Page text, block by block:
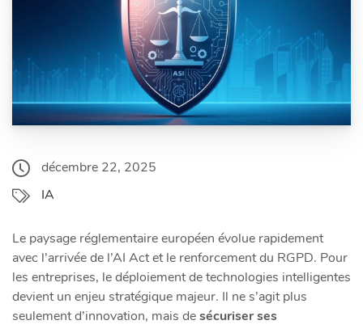
décembre 22, 2025
IA
Le paysage réglementaire européen évolue rapidement
avec l’arrivée de l’AI Act et le renforcement du RGPD. Pour
les entreprises, le déploiement de technologies intelligentes
devient un enjeu stratégique majeur. Il ne s’agit plus
seulement d’innovation, mais desécuriser ses